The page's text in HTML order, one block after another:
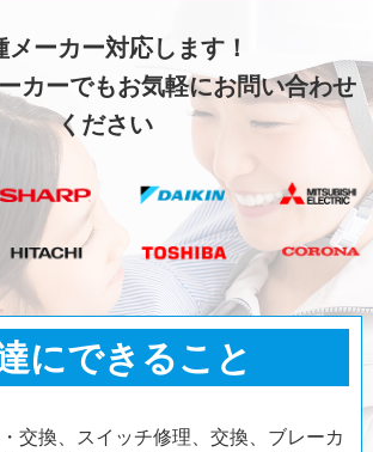
メーカー対応します！
カーでもお気軽にお問い合わせ
ください
にできること
交換、スイッチ修理、交換、ブレーカ